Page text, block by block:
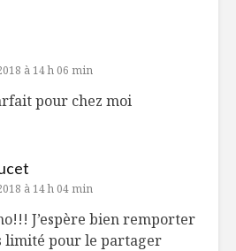
à 14 h 06 min
pour chez moi
à 14 h 04 min
J’espère bien remporter
limité pour le partager